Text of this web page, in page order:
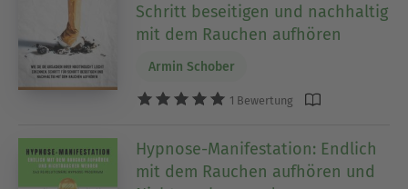
Schritt beseitigen und nachhaltig
mit dem Rauchen aufhören
Armin Schober
1 Bewertung
Hypnose-Manifestation: Endlich
mit dem Rauchen aufhören und